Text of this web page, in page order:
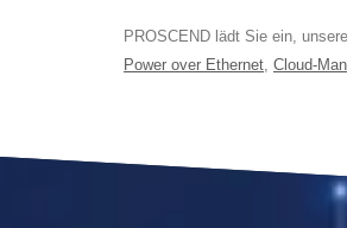
PROSCEND lädt Sie ein,
Power over Ethernet, Cloud-